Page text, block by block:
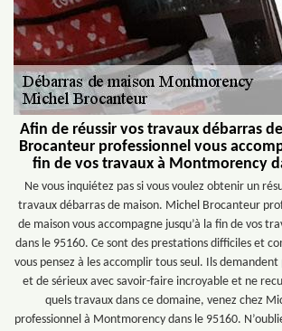
Afin de réussir vos travaux débarras
Brocanteur professionnel vous
fin de vos travaux à Montmorency
Ne vous inquiétez pas si vous voulez obtenir un
travaux débarras de maison. Michel Brocanteur
de maison vous accompagne jusqu’à la fin de vos
dans le 95160. Ce sont des prestations difficiles et
vous pensez à les accomplir tous seul. Ils
et de sérieux avec savoir-faire incroyable et ne
quels travaux dans ce domaine, venez chez
professionnel à Montmorency dans le 95160.